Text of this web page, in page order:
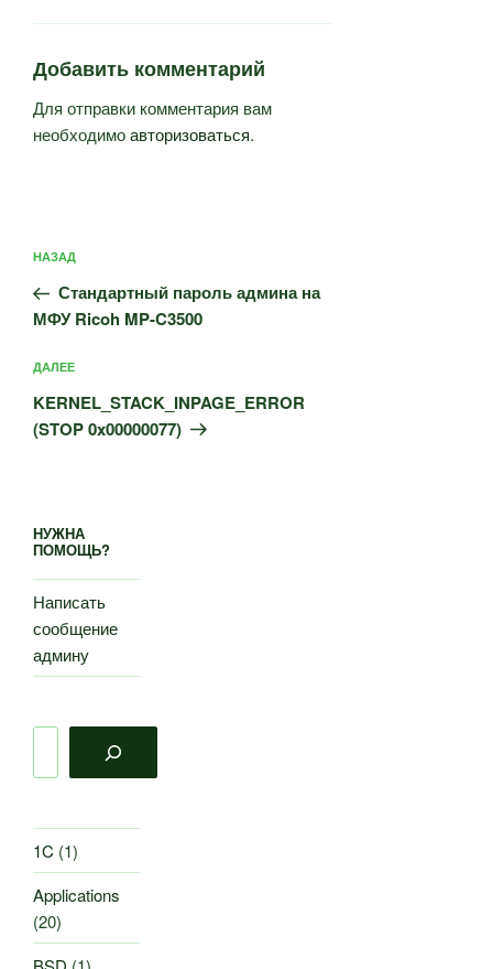
Добавить комментарий
Для отправки комментария вам
необходимоавторизоваться.
по
записям
Предыдущая
запись:
НАЗАД
Стандартный пароль админа на
МФУ Ricoh MP-C3500
Следующая
запись
ДАЛЕЕ
KERNEL_STACK_INPAGE_ERROR
(STOP 0x00000077)
НУЖНА
ПОМОЩЬ?
Написать
сообщение
админу
1C (1)
Applications
(20)